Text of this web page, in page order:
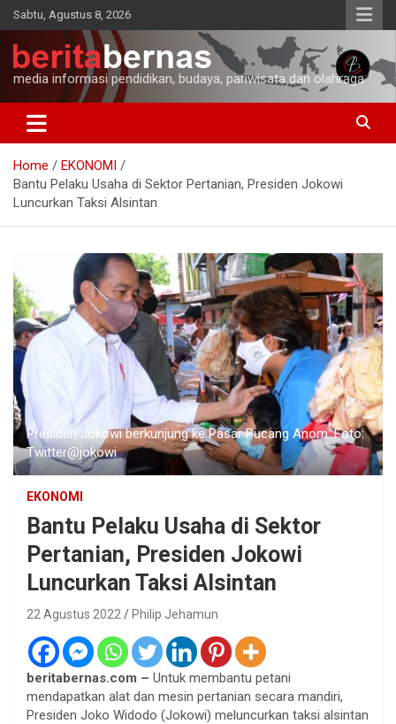
Skip
to
content
Sabtu, Agustus 8, 2026
media informasi pendidikan, budaya, pariwisata dan olahraga
Home
EKONOMI
Bantu Pelaku Usaha di Sektor Pertanian, Presiden Jokowi
Luncurkan Taksi Alsintan
Presiden Jokowi berkunjung ke Pasar Pucang Anom. Foto:
Twitter@jokowi
EKONOMI
Bantu Pelaku Usaha di Sektor
Pertanian, Presiden Jokowi
Luncurkan Taksi Alsintan
22 Agustus 2022 Philip Jehamun
beritabernas.com – Untuk membantu petani
mendapatkan alat dan mesin pertanian secara mandiri,
Presiden Joko Widodo (Jokowi) meluncurkan taksi alsintan